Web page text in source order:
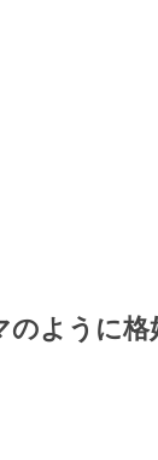
ように格